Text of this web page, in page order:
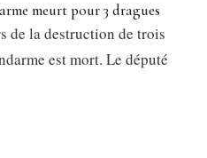
meurt pour 3 dragues
de la destruction de trois
est mort. Le député